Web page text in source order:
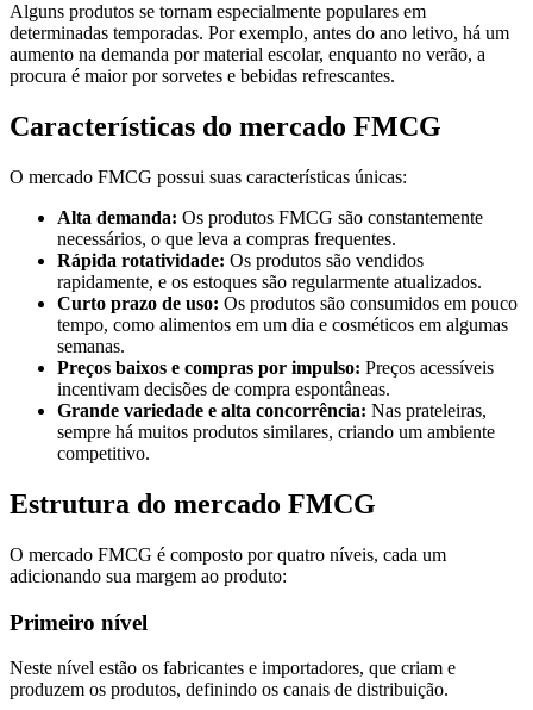
Alguns produtos se tornam especialmente populares em
determinadas temporadas. Por exemplo, antes do ano letivo, há um
aumento na demanda por material escolar, enquanto no verão, a
procura é maior por sorvetes e bebidas refrescantes.
Características do mercado FMCG
O mercado FMCG possui suas características únicas:
Alta demanda: Os produtos FMCG são constantemente
necessários, o que leva a compras frequentes.
Rápida rotatividade: Os produtos são vendidos
rapidamente, e os estoques são regularmente atualizados.
Curto prazo de uso: Os produtos são consumidos em pouco
tempo, como alimentos em um dia e cosméticos em algumas
semanas.
Preços baixos e compras por impulso: Preços acessíveis
incentivam decisões de compra espontâneas.
Grande variedade e alta concorrência: Nas prateleiras,
sempre há muitos produtos similares, criando um ambiente
competitivo.
Estrutura do mercado FMCG
O mercado FMCG é composto por quatro níveis, cada um
adicionando sua margem ao produto:
Primeiro nível
Neste nível estão os fabricantes e importadores, que criam e
produzem os produtos, definindo os canais de distribuição.